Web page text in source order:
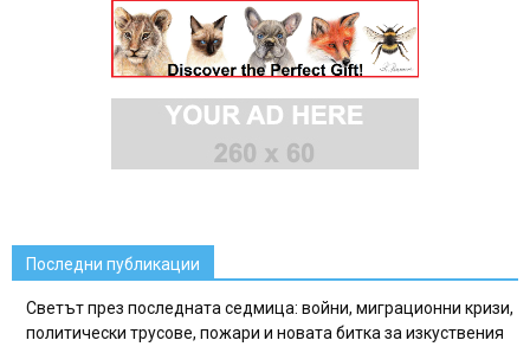
Последни публикации
Светът през последната седмица: войни, миграционни кризи,
политически трусове, пожари и новата битка за изкуствения